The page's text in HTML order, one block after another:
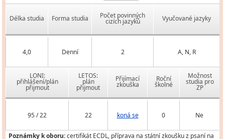
Délka studia Forma studia Počet povinných
cizích jazyků Vyučované jazyky
4,0 Denní 2 A, N, R
LONI:
přihlášení/plán
přijmout
LETOS:
plán
přijmout
Přijímací
zkouška
Roční
školné
Možnost
studia pro
ZP
95 / 22 22 koná se 0 Ne
Poznámky k oboru:certifikát ECDL, příprava na státní zkoušku z psaní na